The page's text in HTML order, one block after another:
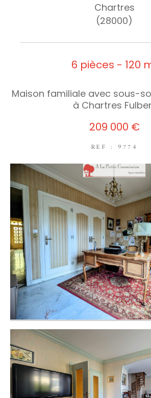
Chartres
(28000)
6 pièces - 120
Maison familiale avec sous-
à Chartres
209 000 €
REF : 9774